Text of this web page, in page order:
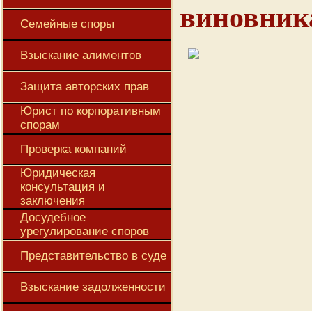
Семейные споры
Взыскание алиментов
Защита авторских прав
Юрист по корпоративным
спорам
Проверка компаний
Юридическая
консультация и
заключения
Досудебное
урегулирование споров
Представительство в суде
Взыскание задолженности